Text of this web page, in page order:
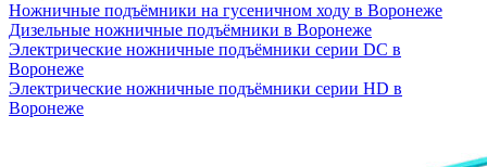
Ножничные подъёмники на гусеничном ходу в Воронеже
Дизельные ножничные подъёмники в Воронеже
Электрические ножничные подъёмники серии DC в
Воронеже
Электрические ножничные подъёмники серии HD в
Воронеже